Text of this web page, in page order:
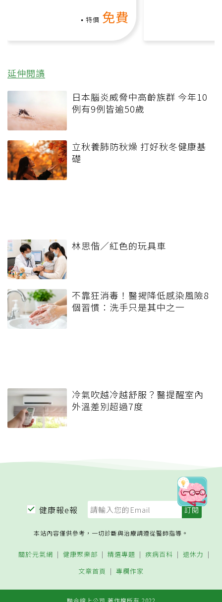
特價 免費
延伸閱讀
日本腦炎威脅中高齡族群 今年10
例有9例皆逾50歲
立秋養肺防秋燥 打好秋冬健康基
礎
林思偕／紅色的玩具車
不靠狂消毒！醫揭降低感染風險8
個習慣：洗手只是其中之一
冷氣吹越冷越舒服？醫提醒室內
外溫差別超過7度
健康報e報
本站內容僅供參考，一切診斷與治療請遵從醫師指導。
關於元氣網 健康聚樂部 精選專題 疾病百科
退休力
文章首頁
專欄作家
聯合線上公司 著作權所有 2022